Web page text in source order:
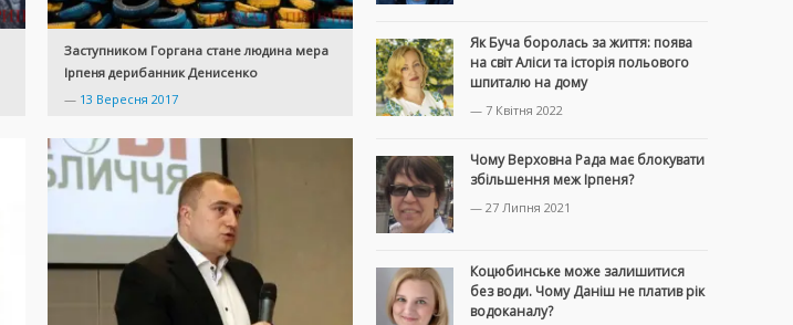
Заступником Горгана стане людина мера
Ірпеня дерибанник Денисенко
— 13 Вересня 2017
Як Буча боролась за життя: поява
на світ Аліси та історія польового
шпиталю на дому
— 7 Квітня 2022
Чому Верховна Рада має блокувати
збільшення меж Ірпеня?
— 27 Липня 2021
Коцюбинське може залишитися
без води. Чому Даніш не платив рік
водоканалу?